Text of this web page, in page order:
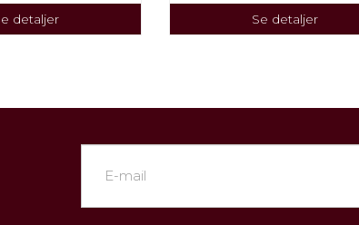
detaljer Se detaljer